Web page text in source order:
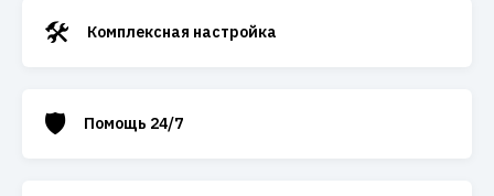
🛠️ Комплексная настройка
🛡️ Помощь 24/7